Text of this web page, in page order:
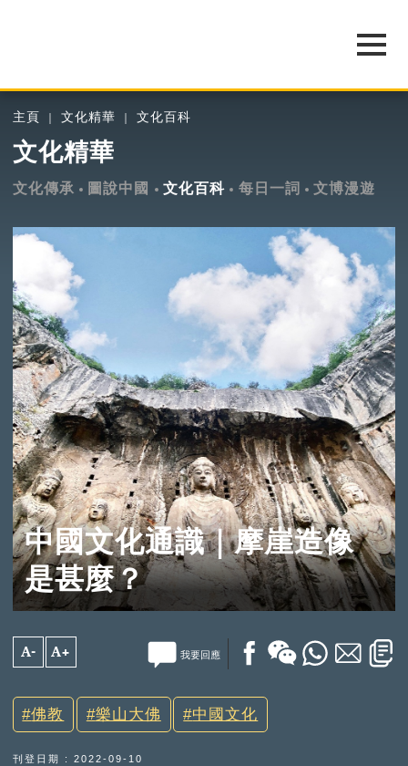
主頁 文化精華 文化百科
文化精華
文化傳承 圖說中國 文化百科 每日一詞 文博漫遊
中國文化通識｜摩崖造像
是甚麼？
A- A+ 我要回應
佛教 樂山大佛 中國文化
刊登日期 : 2022-09-10